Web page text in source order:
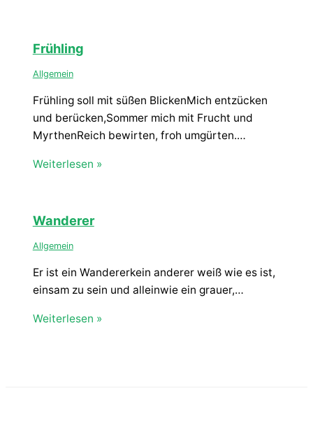
Frühling
Allgemein
Frühling soll mit süßen BlickenMich entzücken
und berücken,Sommer mich mit Frucht und
MyrthenReich bewirten, froh umgürten.…
Weiterlesen »
Wanderer
Allgemein
Er ist ein Wandererkein anderer weiß wie es ist,
einsam zu sein und alleinwie ein grauer,…
Weiterlesen »